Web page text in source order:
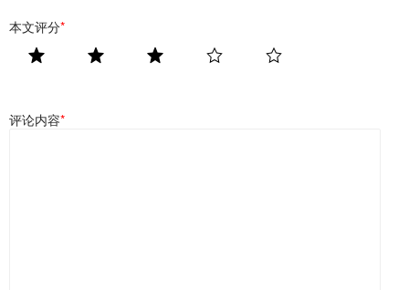
本文评分*
评论内容*